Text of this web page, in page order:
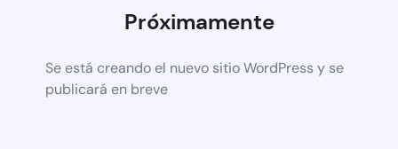
Próximamente
Se está creando el nuevo sitio WordPress y se
publicará en breve